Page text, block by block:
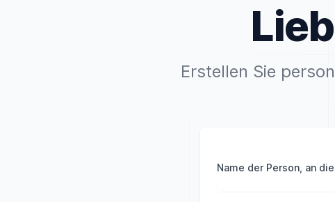
Erstellen Sie
Name der Person, an